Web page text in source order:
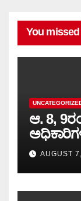
You missed
ಆ. 8,
AUGUST